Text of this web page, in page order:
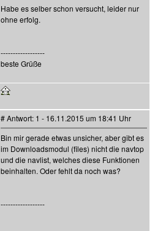
Habe es selber schon versucht, leider nur
ohne erfolg.
------------------
beste Grüße
# Antwort: 1 - 16.11.2015 um 18:41 Uhr
Bin mir gerade etwas unsicher, aber gibt es
im Downloadsmodul (files) nicht die navtop
und die navlist, welches diese Funktionen
beinhalten. Oder fehlt da noch was?
------------------